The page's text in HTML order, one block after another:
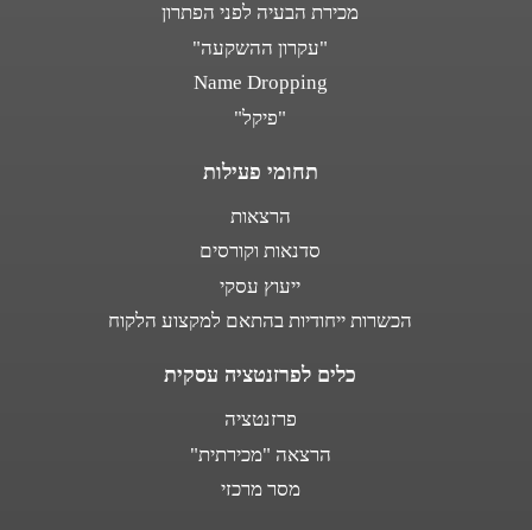
מכירת הבעיה לפני הפתרון
"עקרון ההשקעה"
Name Dropping
"פיקל"
תחומי פעילות
הרצאות
סדנאות וקורסים
ייעוץ עסקי
הכשרות ייחודיות בהתאם למקצוע הלקוח
כלים לפרזנטציה עסקית
פרזנטציה
הרצאה "מכירתית"
מסר מרכזי